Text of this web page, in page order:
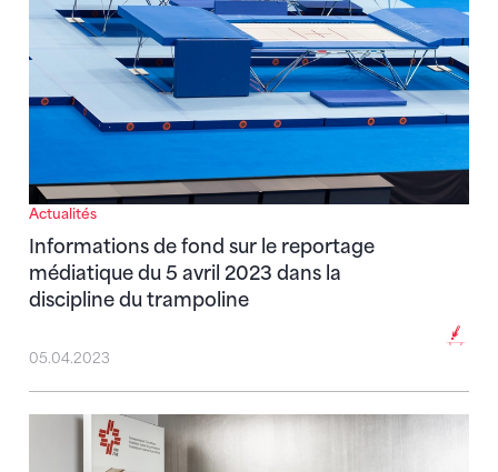
Actualités
Informations de fond sur le reportage
médiatique du 5 avril 2023 dans la
discipline du trampoline
05.04.2023
Coop partenaire platine de la Fédération suisse de